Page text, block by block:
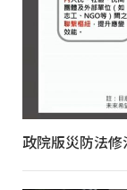
政院版災防法